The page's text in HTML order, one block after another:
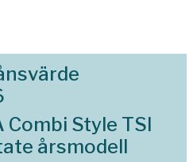
Combi Style TSI
årsmodell